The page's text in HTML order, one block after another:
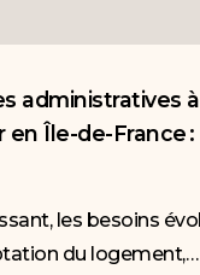
administratives
en Île-de-France
les besoins
du logement,…